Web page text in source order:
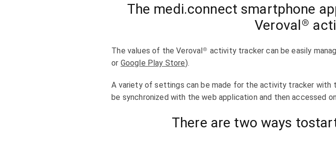
The medi.connect smartphone
Veroval®
The values of the Veroval® activity tracker can be easily
or Google Play Store).
A variety of settings can be made for the activity tracker with
be synchronized with the web application and then accessed
There are two ways